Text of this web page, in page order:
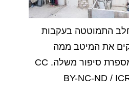
התמוטטה בעקבות
את המיטב ממה
שנשאר, וכל דירה מספרת סיפור משלה. CC
BY-NC-ND /